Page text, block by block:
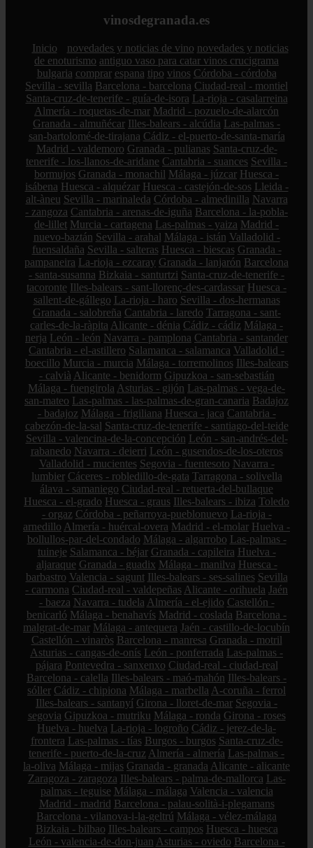
vinosdegranada.es
Inicio novedades y noticias de vino novedades y noticias
de enoturismo antiguo vaso para catar vinos crucigrama
bulgaria comprar espana tipo vinos Córdoba - córdoba
Sevilla - sevilla Barcelona - barcelona Ciudad-real - montiel
Santa-cruz-de-tenerife - guía-de-isora La-rioja - casalarreina
Almería - roquetas-de-mar Madrid - pozuelo-de-alarcón
Granada - almuñécar Illes-balears - alcúdia Las-palmas -
san-bartolomé-de-tirajana Cádiz - el-puerto-de-santa-maría
Madrid - valdemoro Granada - pulianas Santa-cruz-de-
tenerife - los-llanos-de-aridane Cantabria - suances Sevilla -
bormujos Granada - monachil Málaga - júzcar Huesca -
isábena Huesca - alquézar Huesca - castejón-de-sos Lleida -
alt-àneu Sevilla - marinaleda Córdoba - almedinilla Navarra
- zangoza Cantabria - arenas-de-iguña Barcelona - la-pobla-
de-lillet Murcia - cartagena Las-palmas - yaiza Madrid -
nuevo-baztán Sevilla - arahal Málaga - istán Valladolid -
fuensaldaña Sevilla - salteras Huesca - biescas Granada -
pampaneira La-rioja - ezcaray Granada - lanjarón Barcelona
- santa-susanna Bizkaia - santurtzi Santa-cruz-de-tenerife -
tacoronte Illes-balears - sant-llorenç-des-cardassar Huesca -
sallent-de-gállego La-rioja - haro Sevilla - dos-hermanas
Granada - salobreña Cantabria - laredo Tarragona - sant-
carles-de-la-ràpita Alicante - dénia Cádiz - cádiz Málaga -
nerja León - león Navarra - pamplona Cantabria - santander
Cantabria - el-astillero Salamanca - salamanca Valladolid -
boecillo Murcia - murcia Málaga - torremolinos Illes-balears
- calvià Alicante - benidorm Gipuzkoa - san-sebastián
Málaga - fuengirola Asturias - gijón Las-palmas - vega-de-
san-mateo Las-palmas - las-palmas-de-gran-canaria Badajoz
- badajoz Málaga - frigiliana Huesca - jaca Cantabria -
cabezón-de-la-sal Santa-cruz-de-tenerife - santiago-del-teide
Sevilla - valencina-de-la-concepción León - san-andrés-del-
rabanedo Navarra - deierri León - gusendos-de-los-oteros
Valladolid - mucientes Segovia - fuentesoto Navarra -
lumbier Cáceres - robledillo-de-gata Tarragona - solivella
álava - samaniego Ciudad-real - retuerta-del-bullaque
Huesca - el-grado Huesca - graus Illes-balears - ibiza Toledo
- orgaz Córdoba - peñarroya-pueblonuevo La-rioja -
arnedillo Almería - huércal-overa Madrid - el-molar Huelva -
bollullos-par-del-condado Málaga - algarrobo Las-palmas -
tuineje Salamanca - béjar Granada - capileira Huelva -
aljaraque Granada - guadix Málaga - manilva Huesca -
barbastro Valencia - sagunt Illes-balears - ses-salines Sevilla
- carmona Ciudad-real - valdepeñas Alicante - orihuela Jaén
- baeza Navarra - tudela Almería - el-ejido Castellón -
benicarló Málaga - benahavís Madrid - coslada Barcelona -
malgrat-de-mar Málaga - antequera Jaén - castillo-de-locubín
Castellón - vinaròs Barcelona - manresa Granada - motril
Asturias - cangas-de-onís León - ponferrada Las-palmas -
pájara Pontevedra - sanxenxo Ciudad-real - ciudad-real
Barcelona - calella Illes-balears - maó-mahón Illes-balears -
sóller Cádiz - chipiona Málaga - marbella A-coruña - ferrol
Illes-balears - santanyí Girona - lloret-de-mar Segovia -
segovia Gipuzkoa - mutriku Málaga - ronda Girona - roses
Huelva - huelva La-rioja - logroño Cádiz - jerez-de-la-
frontera Las-palmas - tías Burgos - burgos Santa-cruz-de-
tenerife - puerto-de-la-cruz Almería - almería Las-palmas -
la-oliva Málaga - mijas Granada - granada Alicante - alicante
Zaragoza - zaragoza Illes-balears - palma-de-mallorca Las-
palmas - teguise Málaga - málaga Valencia - valencia
Madrid - madrid Barcelona - palau-solità-i-plegamans
Barcelona - vilanova-i-la-geltrú Málaga - vélez-málaga
Bizkaia - bilbao Illes-balears - campos Huesca - huesca
León - valencia-de-don-juan Asturias - oviedo Barcelona -